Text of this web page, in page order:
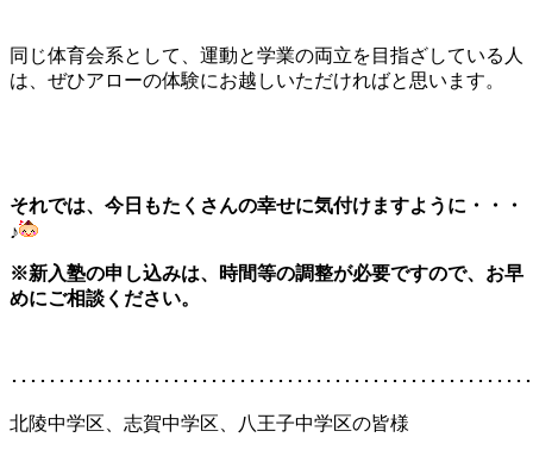
同じ体育会系として、運動と学業の両立を目指ざしている人
は、ぜひアローの体験にお越しいただければと思います。
それでは、今日もたくさんの幸せに気付けますように・・・
♪
※新入塾の申し込みは、時間等の調整が必要ですので、 お早
めにご相談ください。
･･････････････････････････････････････････････････････
北陵中学区、志賀中学区、八王子中学区の皆様